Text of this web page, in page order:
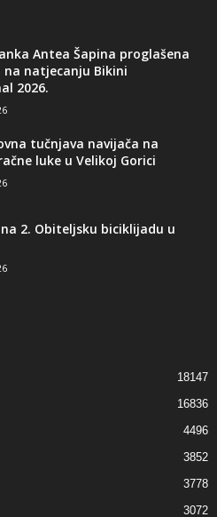
Antea Šapina proglašena
na natjecanju Bikini
2026.
tučnjava navijača na
luke u Velikoj Gorici
2. Obiteljsku biciklijadu u
18147
16836
4496
3852
3778
3072